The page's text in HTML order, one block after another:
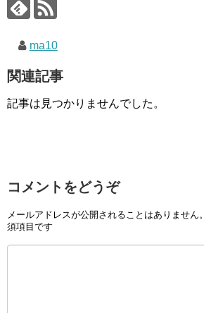
ma10
関連記事
記事は見つかりませんでした。
コメントをどうぞ
メールアドレスが公開されることはありません。
須項目です